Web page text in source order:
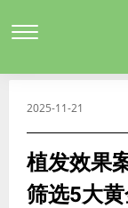
2025-11-21
植发效果
筛选5大黄